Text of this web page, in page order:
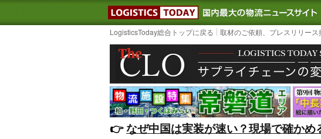
LOGISTICS TODAY｜国内
LogisticsToday総合トップに戻る 取材のご依頼、プレスリリー
👉️なぜ中国は実装が速い？現場で確かめ